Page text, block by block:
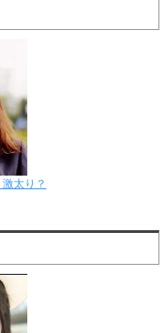
太り？